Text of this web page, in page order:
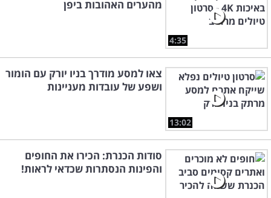
4:35
מהערים האהובות ביפן
13:02
צאו למסע מודרך בניו יורק עם הומור
ושפע של עובדות מעניינות
סודות הכנרת: הכירו את החופים
והפינות הנסתרות שכדאי לראות!